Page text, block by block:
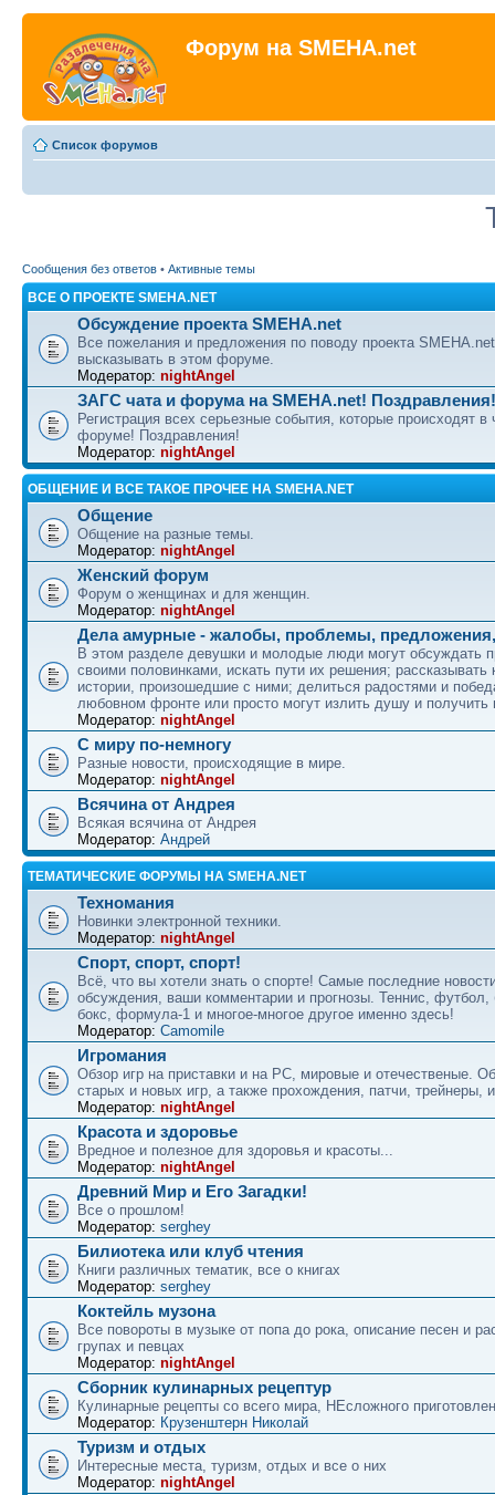
Форум на SMEHA.net
Список форумов
Сообщения без ответов • Активные темы
ВСЕ О ПРОЕКТЕ SMEHA.NET
Обсуждение проекта SMEHA.net
Все пожелания и предложения по поводу проекта
высказывать в этом форуме.
Модератор: nightAngel
ЗАГС чата и форума на SMEHA.net! Поздравления!
Регистрация всех серьезные события, которые происходят в
форуме! Поздравления!
Модератор: nightAngel
ОБЩЕНИЕ И ВСЕ ТАКОЕ ПРОЧЕЕ НА SMEHA.NET
Общение
Общение на разные темы.
Модератор: nightAngel
Женский форум
Форум о женщинах и для женщин.
Модератор: nightAngel
Дела амурные - жалобы, проблемы,
В этом разделе девушки и молодые люди могут обсуждать
своими половинками, искать пути их решения; рассказывать
истории, произошедшие с ними; делиться радостями и
любовном фронте или просто могут излить душу и получить
Модератор: nightAngel
С миру по-немногу
Разные новости, происходящие в мире.
Модератор: nightAngel
Всячина от Андрея
Всякая всячина от Андрея
Модератор: Андрей
ТЕМАТИЧЕСКИЕ ФОРУМЫ НА SMEHA.NET
Техномания
Новинки электронной техники.
Модератор: nightAngel
Спорт, спорт, спорт!
Всё, что вы хотели знать о спорте! Самые последние
обсуждения, ваши комментарии и прогнозы. Теннис, футбол,
бокс, формула-1 и многое-многое другое именно здесь!
Модератор: Camomile
Игромания
Обзор игр на приставки и на PC, мировые и отечественые.
старых и новых игр, а также прохождения, патчи, трейнеры,
Модератор: nightAngel
Красота и здоровье
Вредное и полезное для здоровья и красоты...
Модератор: nightAngel
Древний Мир и Его Загадки!
Все о прошлом!
Модератор: serghey
Билиотека или клуб чтения
Книги различных тематик, все о книгах
Модератор: serghey
Коктейль музона
Все повороты в музыке от попа до рока, описание песен и
групах и певцах
Модератор: nightAngel
Сборник кулинарных рецептур
Кулинарные рецепты со всего мира, НЕсложного
Модератор: Крузенштерн Николай
Туризм и отдых
Интересные места, туризм, отдых и все о них
Модератор: nightAngel